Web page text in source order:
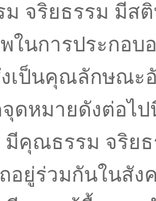
จริยธรรม มี
ในการประกอบ
งเป็นคุณลักษณะ
ดหมายดังต่อไป
มีคุณธรรม จริย
อยู่ร่วมกันในสัง